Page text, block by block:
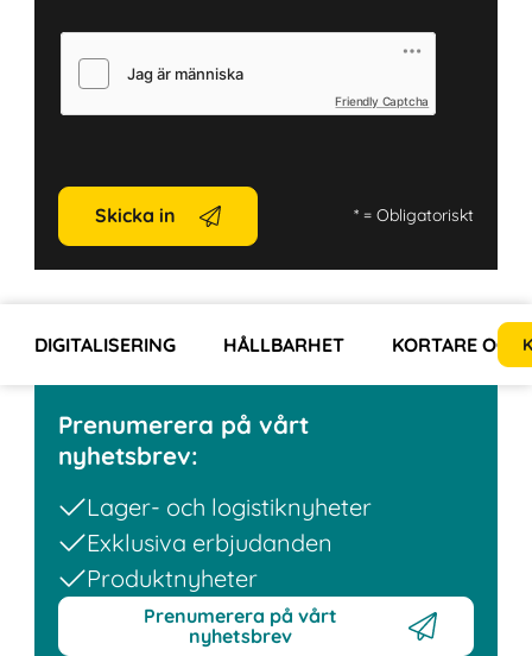
Friendly Captcha
Skicka in *= Obligatoriskt
DIGITALISERING HÅLLBARHET KORTARE OCH
Prenumerera på vårt
nyhetsbrev:
Lager- och logistiknyheter
Exklusiva erbjudanden
Produktnyheter
Prenumerera på vårt
nyhetsbrev